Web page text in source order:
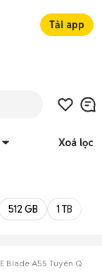
Tải app
Xoá lọc
512 GB 1 TB
Blade A55 Tuyên Quang